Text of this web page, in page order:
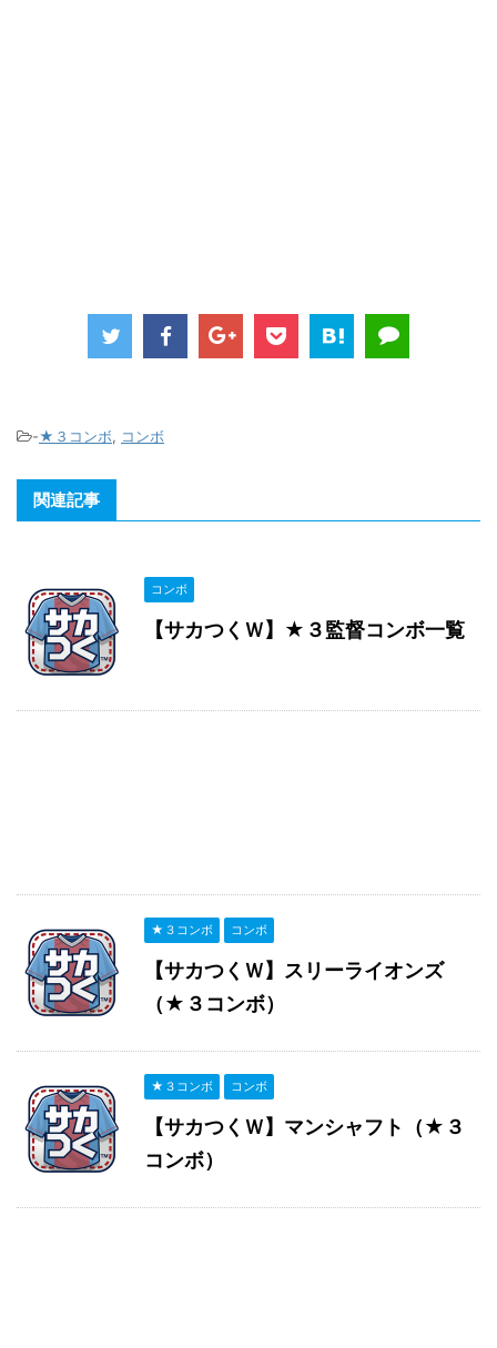
-★３コンボ, コンボ
関連記事
コンボ
【サカつくＷ】★３監督コンボ一覧
★３コンボ コンボ
【サカつくＷ】スリーライオンズ
（★３コンボ）
★３コンボ コンボ
【サカつくＷ】マンシャフト（★３
コンボ）